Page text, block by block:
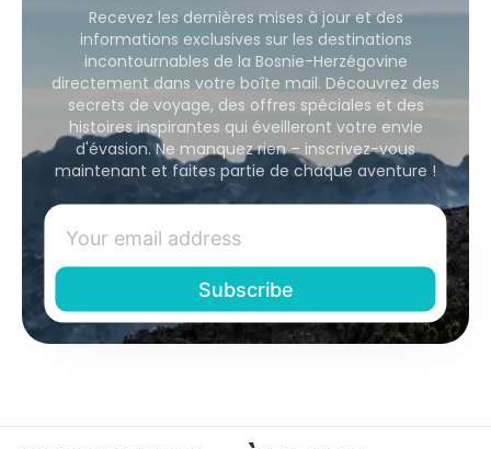
Recevez les dernières mises à jour et des
informations exclusives sur les destinations
incontournables de la Bosnie-Herzégovine
directement dans votre boîte mail. Découvrez des
secrets de voyage, des offres spéciales et des
histoires inspirantes qui éveilleront votre envie
d'évasion. Ne manquez rien – inscrivez-vous
maintenant et faites partie de chaque aventure !